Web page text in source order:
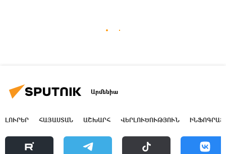
Արմենիա
ԼՈՒՐԵՐ ՀԱՅԱՍՏԱՆ ԱՇԽԱՐՀ ՎԵՐԼՈՒԾՈՒԹՅՈՒՆ